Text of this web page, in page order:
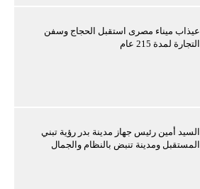
عيذاب ميناء مصرى استقبل الحجاج وسفن
التجارة لمدة 215 عام
السيد أمين رئيس جهاز مدينة بدر رؤية تبني
المستقبل ومدينة تنبض بالنظام والجمال